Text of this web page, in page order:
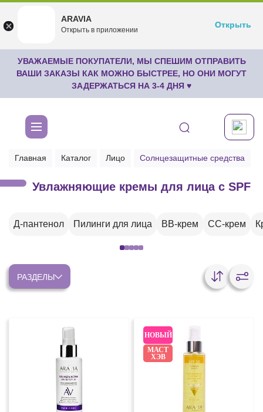
undefined
Бесплатноru.aravia.new
Открыть
УВАЖАЕМЫЕ ПОКУПАТЕЛИ, МЫ СПЕШИМ ОТПРАВИТЬ
ВАШИ ЗАКАЗЫ КАК МОЖНО БЫСТРЕЕ, НО ОНИ МОГУТ
ЗАДЕРЖАТЬСЯ НА 3-4 ДНЯ ♥
Главная Каталог Лицо Солнцезащитные средства
Увлажняющие кремы для лица с SPF
Д-пантенол Пилинги для лица BB-крем CC-крем
РАЗДЕЛЫ
НОВЫЙ
МАСТ
ХЭВ
ARAVIA
Открыть в приложении
Открыть